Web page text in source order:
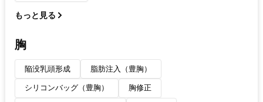
もっと見る
胸
陥没乳頭形成 脂肪注入（豊胸）
シリコンバッグ（豊胸） 胸修正